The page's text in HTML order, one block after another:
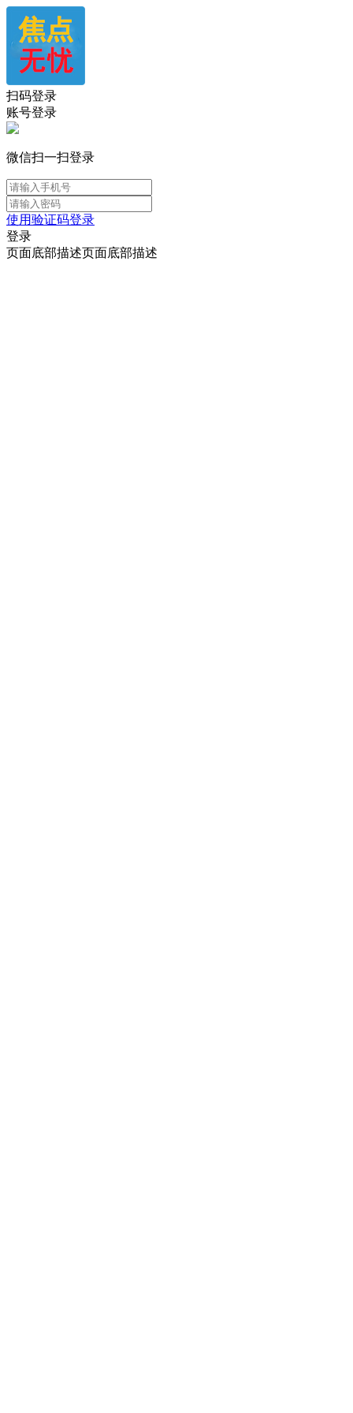
扫码登录
账号登录
微信扫一扫登录
使用验证码登录
登录
页面底部描述页面底部描述